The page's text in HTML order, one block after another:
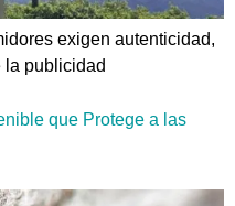
exigen autenticidad,
la publicidad
que Protege a las